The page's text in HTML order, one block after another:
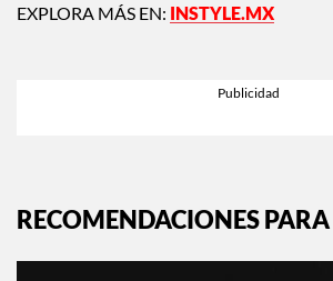
EXPLORA MÁS EN: INSTYLE.MX
RECOMENDACIONES